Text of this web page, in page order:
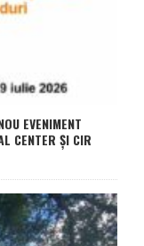
EVENIMENT
CENTER ȘI CIR